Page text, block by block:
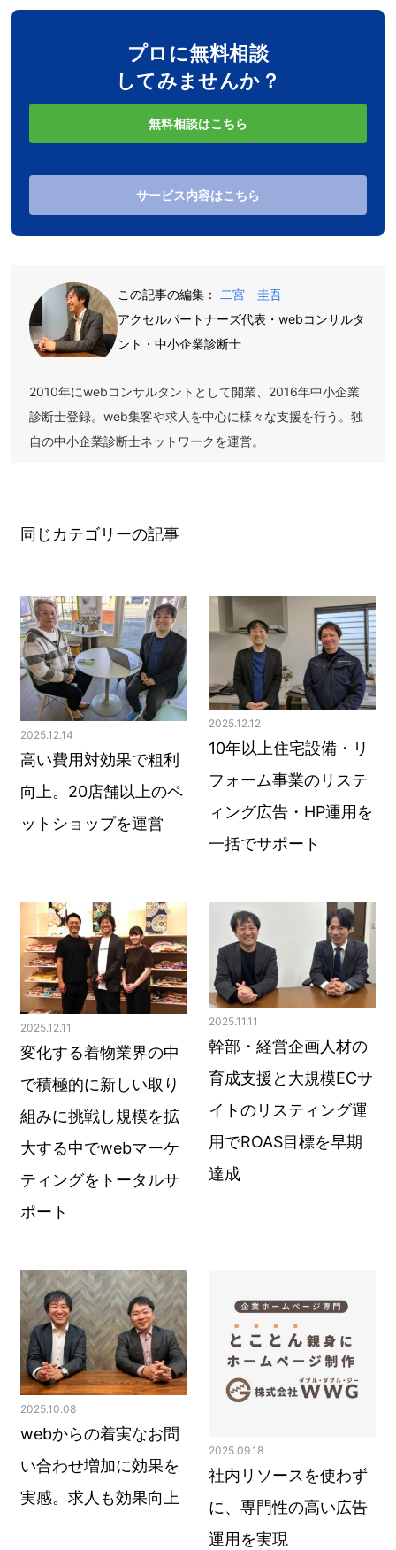
プロに無料相談
してみませんか？
無料相談はこちら
サービス内容はこちら
この記事の編集： 二宮 圭吾
アクセルパートナーズ代表・webコンサルタ
ント・中小企業診断士
2010年にwebコンサルタントとして開業、2016年中小企業
診断士登録。web集客や求人を中心に様々な支援を行う。独
自の中小企業診断士ネットワークを運営。
同じカテゴリーの記事
2025.12.14
高い費用対効果で粗利
向上。20店舗以上のペ
ットショップを運営
2025.12.12
10年以上住宅設備・リ
フォーム事業のリステ
ィング広告・HP運用を
一括でサポート
2025.12.11
変化する着物業界の中
で積極的に新しい取り
組みに挑戦し規模を拡
大する中でwebマーケ
ティングをトータルサ
ポート
2025.11.11
幹部・経営企画人材の
育成支援と大規模ECサ
イトのリスティング運
用でROAS目標を早期
達成
2025.10.08
webからの着実なお問
い合わせ増加に効果を
実感。求人も効果向上
2025.09.18
社内リソースを使わず
に、専門性の高い広告
運用を実現